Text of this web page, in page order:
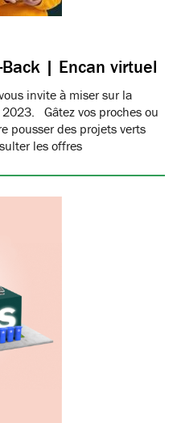
| Encan virtuel
invite à miser sur la
Gâtez vos proches ou
pousser des projets verts
les offres